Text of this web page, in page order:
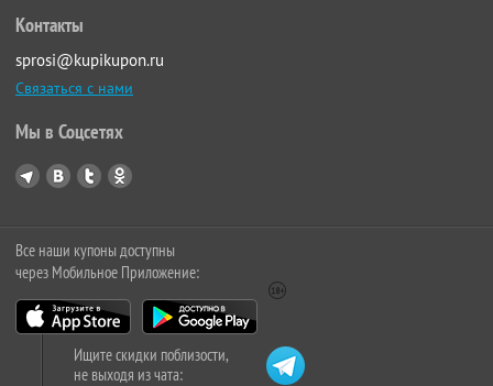
Контакты
sprosi@kupikupon.ru
Связаться с нами
Мы в Соцсетях
Все наши купоны доступны
через Мобильное Приложение:
Ищите скидки поблизости,
не выходя из чата: